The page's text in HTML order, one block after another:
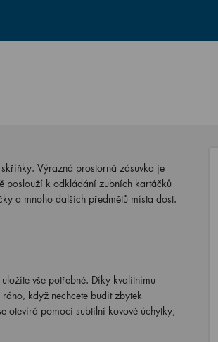
Výrazná prostorná zásuvka je
poslouží k odkládání zubních kartáčků
a mnoho dalších předmětů místa dost.
vše potřebné. Díky kvalitnímu
když nechcete budit zbytek
otevírá pomocí subtilní kovové úchytky,